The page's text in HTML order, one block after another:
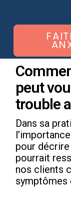
peut
trouble
Dans sa
pour
pourrait
nos clients